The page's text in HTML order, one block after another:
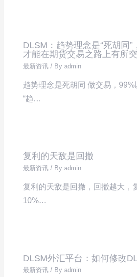
DLSM：趋势理念是“死胡同”
才能在期货交易之路上有所
最新资讯 / Byadmin
趋势理念是死胡同 做交易，99%
“趋…
复利的天敌是回撤
最新资讯 / Byadmin
复利的天敌是回撤，回撤越大，
10%…
DLSM外汇平台：如何修改
最新资讯 / Byadmin